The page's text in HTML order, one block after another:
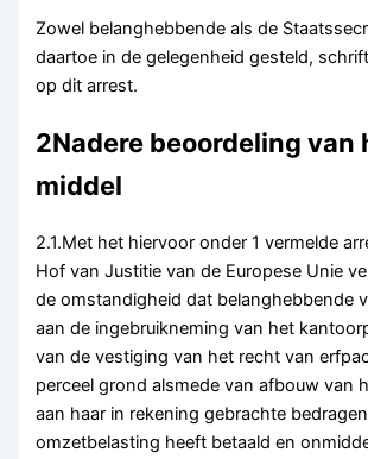
Zowel belanghebbende als de
daartoe in de gelegenheid gesteld,
op dit arrest.
2Nadere beoordeling van
middel
2.1.Met het hiervoor onder 1 vermelde
Hof van Justitie van de Europese Unie
de omstandigheid dat belanghebbende
aan de ingebruikneming van het
van de vestiging van het recht van
perceel grond alsmede van afbouw van
aan haar in rekening gebrachte
omzetbelasting heeft betaald en